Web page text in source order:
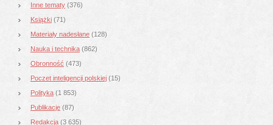
Inne tematy (376)
Książki (71)
Materiały nadesłane (128)
Nauka i technika (862)
Obronność (473)
Poczet inteligencji polskiej (15)
Polityka (1 853)
Publikacje (87)
Redakcja (3 635)